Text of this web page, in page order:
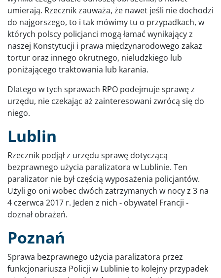
umierają. Rzecznik zauważa, że nawet jeśli nie dochodzi
do najgorszego, to i tak mówimy tu o przypadkach, w
których polscy policjanci mogą łamać wynikający z
naszej Konstytucji i prawa międzynarodowego zakaz
tortur oraz innego okrutnego, nieludzkiego lub
poniżającego traktowania lub karania.
Dlatego w tych sprawach RPO podejmuje sprawę z
urzędu, nie czekając aż zainteresowani zwrócą się do
niego.
Lublin
Rzecznik podjął z urzędu sprawę dotyczącą
bezprawnego użycia paralizatora w Lublinie. Ten
paralizator nie był częścią wyposażenia policjantów.
Użyli go oni wobec dwóch zatrzymanych w nocy z 3 na
4 czerwca 2017 r. Jeden z nich - obywatel Francji -
doznał obrażeń.
Poznań
Sprawa bezprawnego użycia paralizatora przez
funkcjonariusza Policji w Lublinie to kolejny przypadek